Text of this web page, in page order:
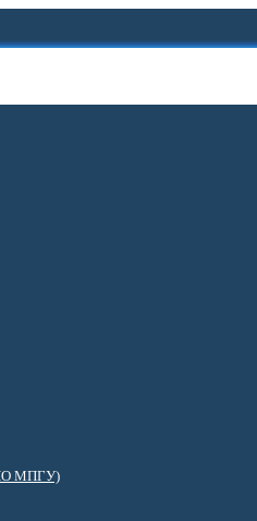
МПГУ)